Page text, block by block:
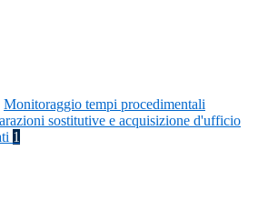
Monitoraggio tempi procedimentali
sostitutive e acquisizione d'ufficio
1